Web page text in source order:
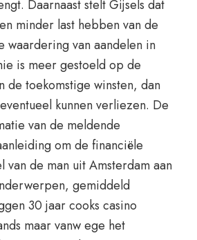
Daarnaast stelt Gijsels dat
minder last hebben van de
waardering van aandelen in
is meer gestoeld op de
de toekomstige winsten, dan
kunnen verliezen. De
van de meldende
om de financiële
van de man uit Amsterdam aan
gemiddeld
30 jaar cooks casino
maar vanw ege het